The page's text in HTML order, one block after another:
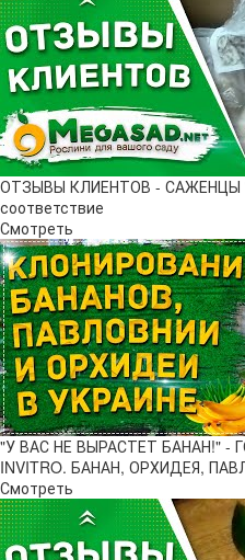
ОТЗЫВЫ КЛИЕНТОВ - САЖЕНЦЫ
соответствие
Смотреть
"У ВАС НЕ ВЫРАСТЕТ БАНАН!" -
INVITRO. БАНАН, ОРХИДЕЯ,
Смотреть